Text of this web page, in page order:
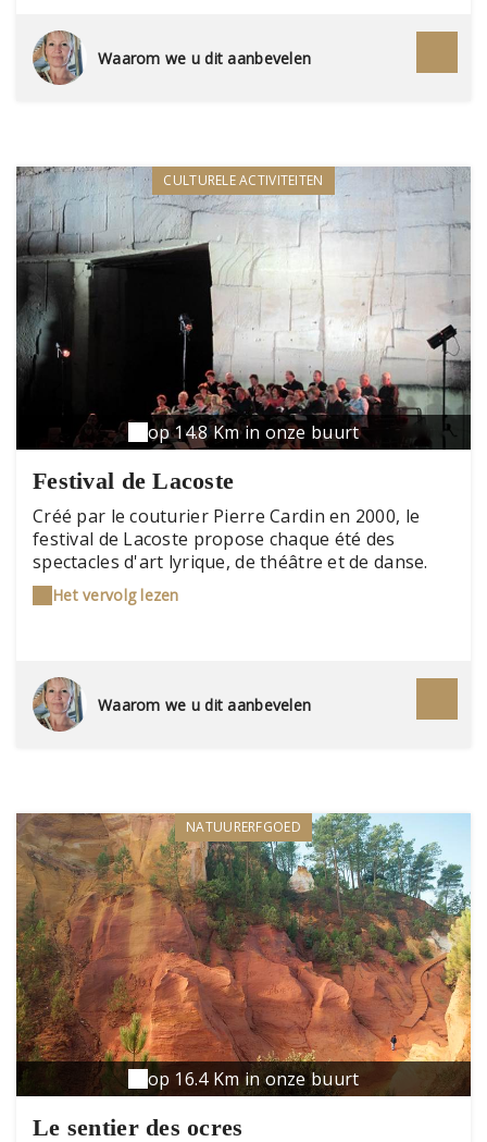
contrastent, dans une violence quasi divine, avec
le bleu glacial du ciel et le vert profond des
pinèdes. À peine repu de cet éblouissement, il
25 colorations différentes n'a d'ailleurs rien à
envier à son cousin arizonien.
Waarom we u dit aanbevelen
CULTURELE ACTIVITEITEN
op 14.8 Km in onze buurt
Festival de Lacoste
Créé par le couturier Pierre Cardin en 2000, le
festival de Lacoste propose chaque été des
spectacles d'art lyrique, de théâtre et de danse.
Toutes les représentations ont pour scène le
somptueux cadre des anciennes carrières de
Het vervolg lezen
Waarom we u dit aanbevelen
NATUURERFGOED
op 16.4 Km in onze buurt
Le sentier des ocres